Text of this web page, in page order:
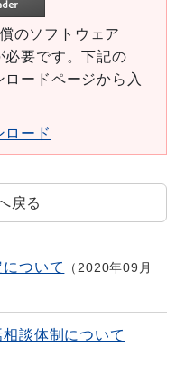
のソフトウェア
必要です。下記の
ードページから入
ード
戻る
ついて
2020年09月
談体制について